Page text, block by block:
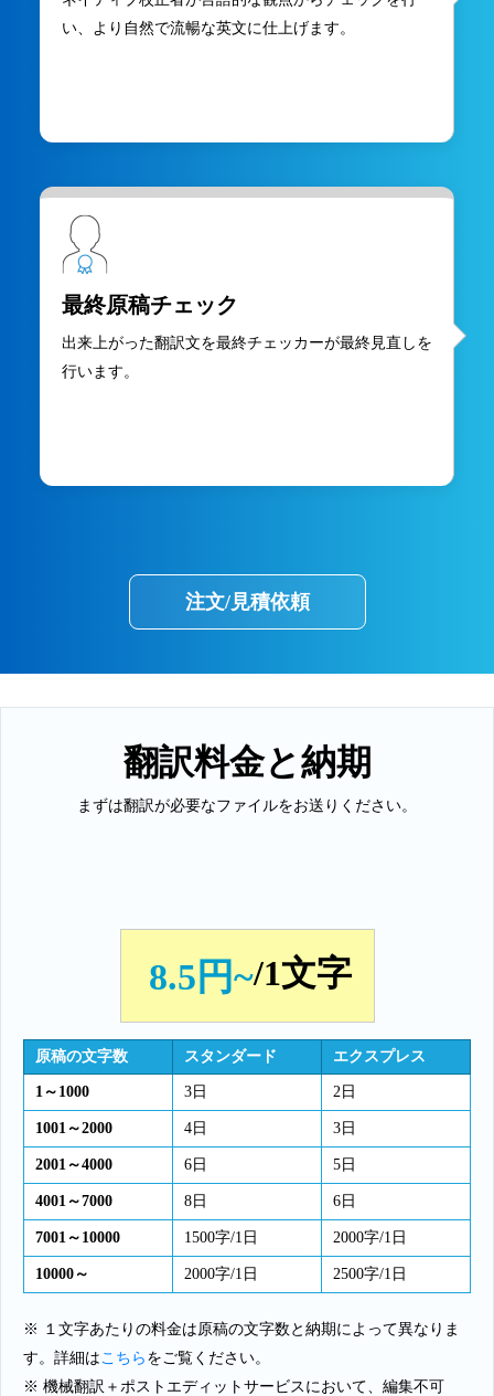
い、より自然で流暢な英文に仕上げます。
最終原稿チェック
出来上がった翻訳文を最終チェッカーが最終見直しを
行います。
注文/見積依頼
翻訳料金と納期
まずは翻訳が必要なファイルをお送りください。
8.5円~/1文字
原稿の文字数 スタンダード エクスプレス
1～1000 3日 2日
1001～2000 4日 3日
2001～4000 6日 5日
4001～7000 8日 6日
7001～10000 1500字/1日 2000字/1日
10000～ 2000字/1日 2500字/1日
※ １文字あたりの料金は原稿の文字数と納期によって異なりま
す。詳細は こちら をご覧ください。
※ 機械翻訳＋ポストエディットサービスにおいて、編集不可